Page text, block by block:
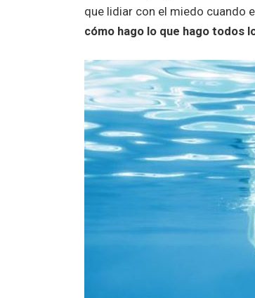
que lidiar con el miedo cuando
cómo hago lo que hago todos